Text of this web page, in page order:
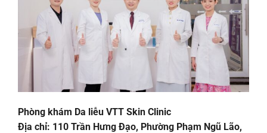
Phòng khám Da liễu VTT Skin Clinic
Địa chỉ: 110 Trần Hưng Đạo, Phường Phạm Ngũ Lão,